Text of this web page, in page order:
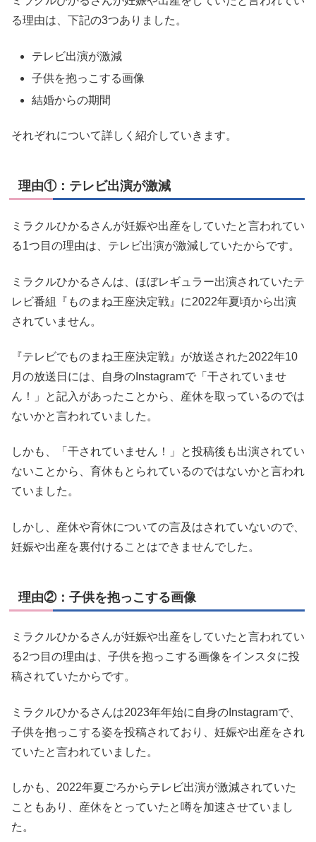
る理由は、下記の3つありました。
テレビ出演が激減
子供を抱っこする画像
結婚からの期間
それぞれについて詳しく紹介していきます。
理由①：テレビ出演が激減
ミラクルひかるさんが妊娠や出産をしていたと言われてい
る1つ目の理由は、テレビ出演が激減していたからです。
ミラクルひかるさんは、ほぼレギュラー出演されていたテ
レビ番組『ものまね王座決定戦』に2022年夏頃から出演
されていません。
『テレビでものまね王座決定戦』が放送された2022年10
月の放送日には、自身のInstagramで「干されていませ
ん！」と記入があったことから、産休を取っているのでは
ないかと言われていました。
しかも、「干されていません！」と投稿後も出演されてい
ないことから、育休もとられているのではないかと言われ
ていました。
しかし、産休や育休についての言及はされていないので、
妊娠や出産を裏付けることはできませんでした。
理由②：子供を抱っこする画像
ミラクルひかるさんが妊娠や出産をしていたと言われてい
る2つ目の理由は、子供を抱っこする画像をインスタに投
稿されていたからです。
ミラクルひかるさんは2023年年始に自身のInstagramで、
子供を抱っこする姿を投稿されており、妊娠や出産をされ
ていたと言われていました。
しかも、2022年夏ごろからテレビ出演が激減されていた
こともあり、産休をとっていたと噂を加速させていまし
た。